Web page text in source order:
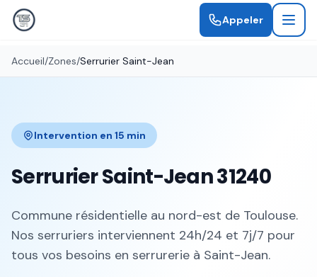
Appeler
Accueil/Zones/Serrurier Saint-Jean
Intervention en 15 min
SerrurierSaint-Jean31240
Commune résidentielle au nord-est de Toulouse.
Nos serruriers interviennent 24h/24 et 7j/7 pour
tous vos besoins en serrurerie à Saint-Jean.